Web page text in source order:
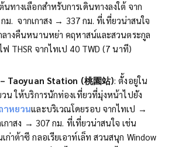
นทางเลือกสำหรับการเดินทางลงใต้ จาก
กม.จากเกาสง → 337 กม. ที่เที่ยวน่าสนใจ
ลางคืนหนานหย่า คฤหาสน์และสวนตระกูล
THSR จากไทเป 40 TWD (7 นาที)
– Taoyuan Station (桃園站): ตั้งอยู่ใน
วน ให้บริการนักท่องเที่ยวที่มุ่งหน้าไปยัง
าหยวนและบริเวณโดยรอบ จากไทเป →
กาสง → 307 กม. ที่เที่ยวน่าสนใจ เช่น
ก่าต้าซี กลอเรียเอาท์เล็ท สวนสนุก Window